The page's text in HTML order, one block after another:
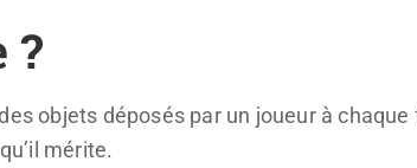
?
objets déposés par un joueur à chaque
mérite.